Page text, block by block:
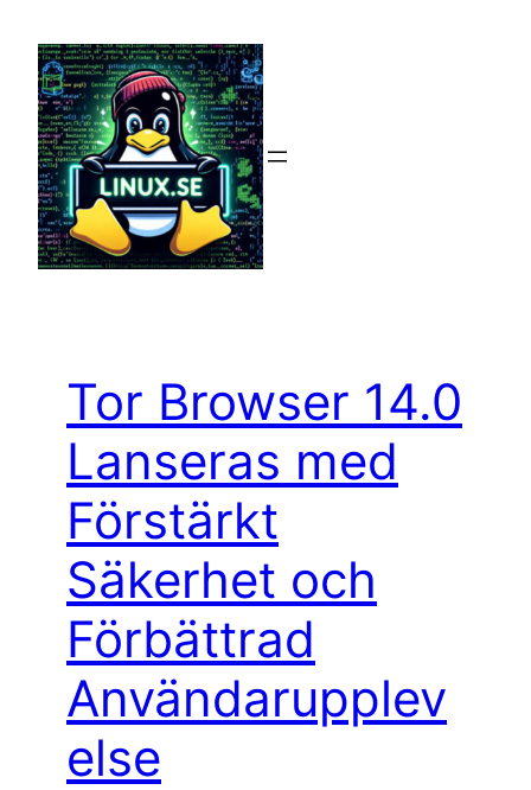
innehåll
Tor Browser 14.0
Lanseras med
Förstärkt
Säkerhet och
Förbättrad
Användarupplev
else